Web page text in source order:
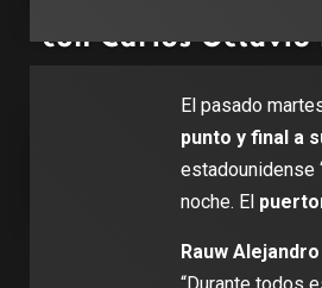
El pasado
punto y final a
estadounidense ‘
noche. El
Rauw Alejandro